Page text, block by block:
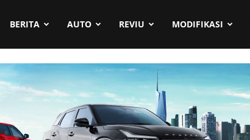
BERITA AUTO REVIU MODIFIKASI